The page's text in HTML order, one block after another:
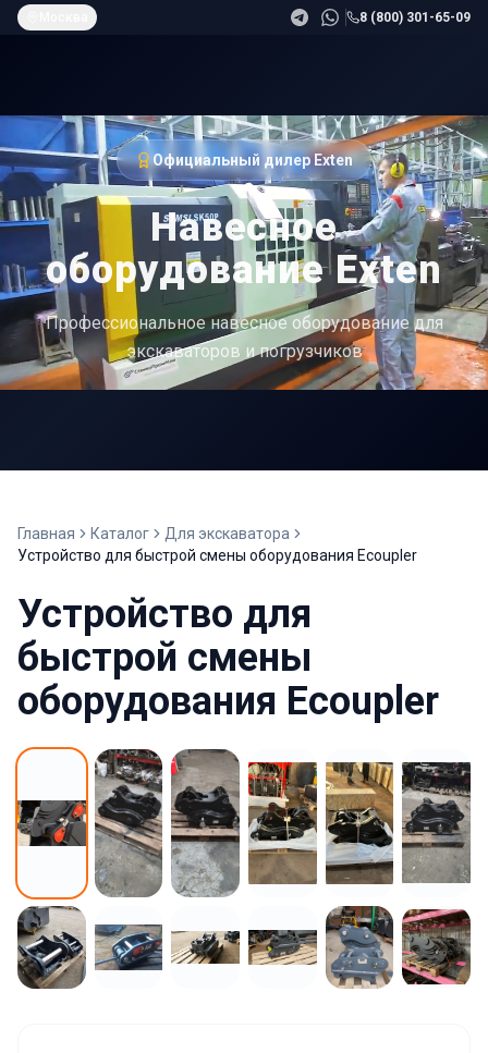
8 (800) 301-65-09
Официальный дилер Exten
Навесное
оборудование Exten
Профессиональное навесное оборудование для
экскаваторов и погрузчиков
Главная Каталог
Для экскаватора
Устройство для быстрой смены оборудования Ecoupler
Устройство для
быстрой смены
оборудования Ecoupler